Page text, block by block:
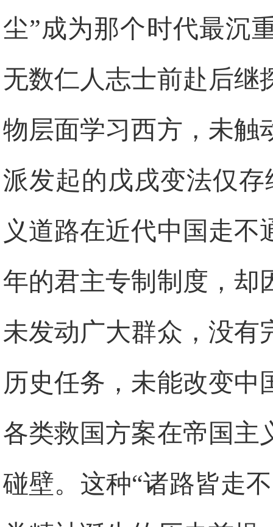
尘”成为那个时代最沉
无数仁人志士前赴后继
物层面学习西方，未触
派发起的戊戌变法仅
义道路在近代中国走
年的君主专制制度，却
未发动广大群众，没有
历史任务，未能改变中
各类救国方案在帝国主
碰壁。这种“诸路皆走